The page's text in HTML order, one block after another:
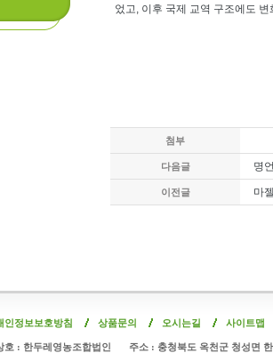
었고, 이후 국제 교역 구조에도
첨부
다음글 명
이전글 마
인정보보호방침 상품문의 오시는길 사이트맵
호 : 한두레영농조합법인
주소 : 충청북도 옥천군 청성면